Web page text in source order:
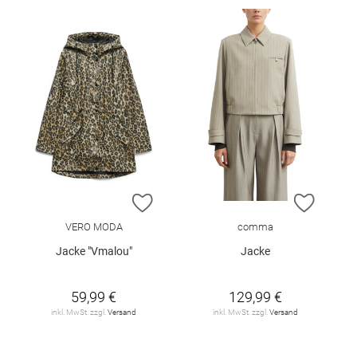
ZUR WUNSCHLISTE HINZUFÜGEN
VERO MODA
Jacke "Vmalou"
59,99 €
inkl. MwSt. zzgl.Versand
ZUR
comma
Jacke
129,99 €
inkl. MwSt. zzgl.Versand